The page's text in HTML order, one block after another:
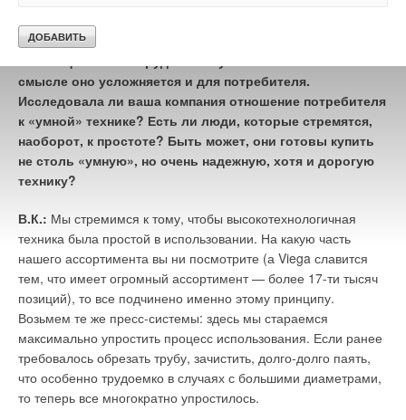
В настоящее время мы с вами являемся свидетелями
того, что весь «техномир» буквально пропитывается
смысле оно усложняется и для потребителя.
Исследовала ли ваша компания отношение потребителя
к «умной» технике? Есть ли люди, которые стремятся,
наоборот, к простоте? Быть может, они готовы купить
не столь «умную», но очень надежную, хотя и дорогую
технику?
В.К.: Мы стремимся к тому, чтобы высокотехнологичная
техника была простой в использовании. На какую часть
нашего ассортимента вы ни посмотрите (а Viega славится
тем, что имеет огромный ассортимент — более 17-ти тысяч
позиций), то все подчинено именно этому принципу.
Возьмем те же пресс-системы: здесь мы стараемся
максимально упростить процесс использования. Если ранее
требовалось обрезать трубу, зачистить, долго-долго паять,
что особенно трудоемко в случаях с большими диаметрами,
то теперь все многократно упростилось.
0,919 МПа (или 9,2 бар). Вот видите — теперь мы можем
что делать, если мы не знаем толщину внутреннего слоя?
Редкий производитель публикует эту цифру.
Можно поступить еще проще. Представим себе «трубу-
аналог»: однослойную; изготовленную из того же материала,
что и внутренний слой многослойной; имеющую ту же
геометрию (диаметр, толщина стенки). Осмелюсь
утверждать, что «труба-аналог» имеет такие же
характеристики, что и наша многослойная, с достаточной
для инженерных расчетов точностью. Проверим? Берем PE-
X-трубу 16 × 2, считаем тот же режим (70 °C, 50 лет,
кольцевое напряжение то же).
Давление составит 0,915 МПа или 9,15 бар. Как видите —
разница в третьем знаке после запятой, то есть для
инженерных расчетов несущественна. Можете попробовать
посчитать для других диаметров и других труб — результат
будет аналогичен. Я это многократно проверял.